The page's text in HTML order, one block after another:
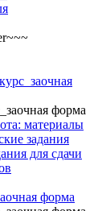
форма
материалы
задания
для сдачи
форма